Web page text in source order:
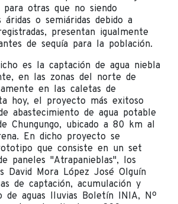
para otras que no siendo
áridas o semiáridas debido a
presentan igualmente
de sequía para la población.
es la captación de agua niebla
en las zonas del norte de
en las caletas de
hoy, el proyecto más exitoso
abastecimiento de agua potable
Chungungo, ubicado a 80 km al
En dicho proyecto se
que consiste en un set
paneles "Atrapanieblas", los
David Mora López José Olguín
de captación, acumulación y
de aguas lluvias Boletín INIA, Nº